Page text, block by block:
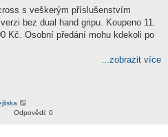
s veškerým příslušenstvím
bez dual hand gripu. Koupeno 11.
Kč. Osobní předání mohu kdekoli po
...zobrazit více
Odpovědi: 0